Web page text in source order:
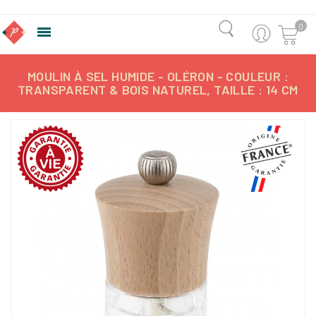
 0
MOULIN À SEL HUMIDE - OLÉRON - COULEUR :
TRANSPARENT & BOIS NATUREL, TAILLE : 14 CM
-18,79%